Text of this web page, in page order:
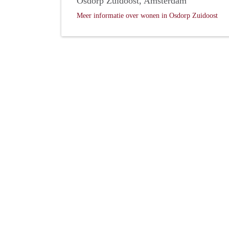
Meer informatie over wonen in Osdorp Zuidoost